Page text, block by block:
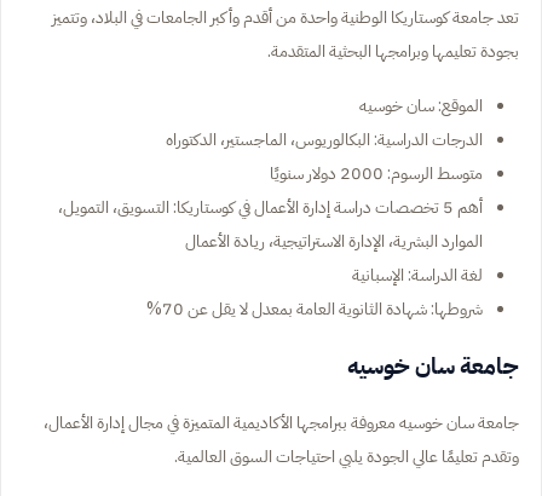
تعد جامعة كوستاريكا الوطنية واحدة من أقدم وأكبر الجامعات في البلاد، وتتميز
بجودة تعليمها وبرامجها البحثية المتقدمة.
الموقع: سان خوسيه
الدرجات الدراسية: البكالوريوس، الماجستير، الدكتوراه
متوسط الرسوم: 2000 دولار سنويًا
أهم 5 تخصصات دراسة إدارة الأعمال في كوستاريكا: التسويق، التمويل،
الموارد البشرية، الإدارة الاستراتيجية، ريادة الأعمال
لغة الدراسة: الإسبانية
شروطها: شهادة الثانوية العامة بمعدل لا يقل عن 70%
جامعة سان خوسيه
جامعة سان خوسيه معروفة ببرامجها الأكاديمية المتميزة في مجال إدارة الأعمال،
وتقدم تعليمًا عالي الجودة يلبي احتياجات السوق العالمية.